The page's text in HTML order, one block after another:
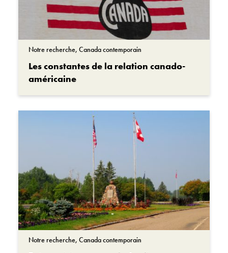
Notre recherche, Canada contemporain
Les constantes de la relation canado-
américaine
Notre recherche, Canada contemporain